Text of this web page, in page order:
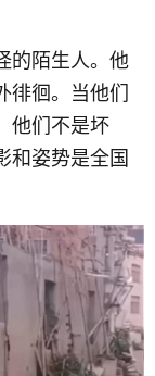
的陌生人。他
徘徊。当他们
他们不是坏
姿势是全国